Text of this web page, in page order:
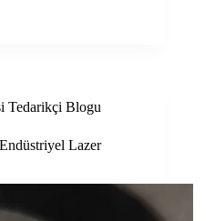
Tedarikçi Blogu
Lazer